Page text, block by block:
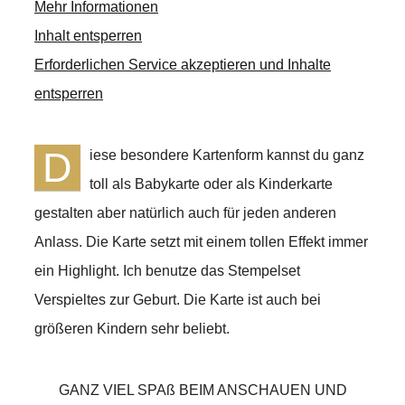
Mehr Informationen
Inhalt entsperren
Erforderlichen Service akzeptieren und Inhalte
entsperren
D
iese besondere Kartenform kannst du ganz
toll als Babykarte oder als Kinderkarte
gestalten aber natürlich auch für jeden anderen
Anlass. Die Karte setzt mit einem tollen Effekt immer
ein Highlight. Ich benutze das Stempelset
Verspieltes zur Geburt. Die Karte ist auch bei
größeren Kindern sehr beliebt.
GANZ VIEL SPAß BEIM ANSCHAUEN UND